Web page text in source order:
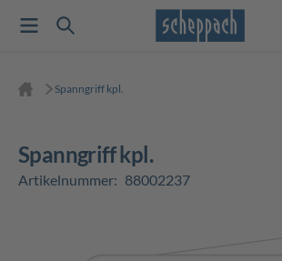
Spanngriff kpl.
Spanngriff kpl.
Artikelnummer: 88002237